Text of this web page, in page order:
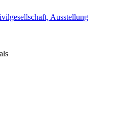
Ausstellung